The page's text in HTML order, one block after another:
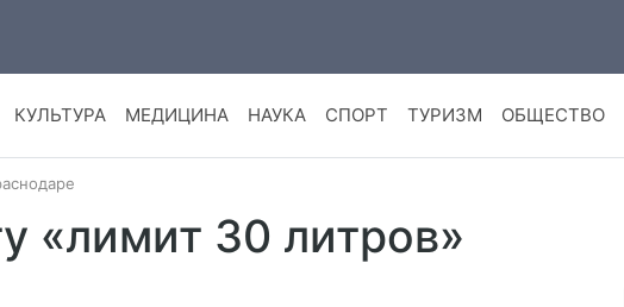
КУЛЬТУРА МЕДИЦИНА НАУКА СПОРТ ТУРИЗМ ОБЩЕСТВО
«лимит 30 литров»